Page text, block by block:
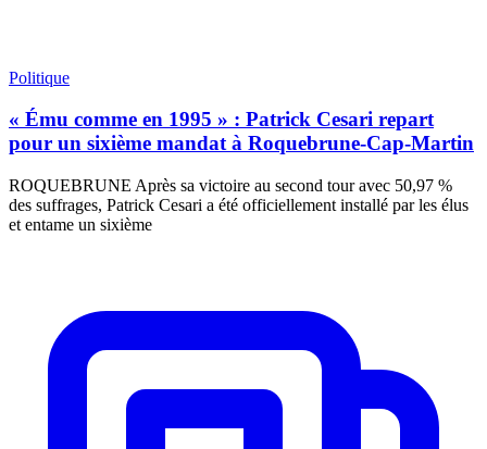
Politique
« Ému comme en 1995 » : Patrick Cesari repart
pour un sixième mandat à Roquebrune-Cap-Martin
ROQUEBRUNE Après sa victoire au second tour avec 50,97 %
des suffrages, Patrick Cesari a été officiellement installé par les élus
et entame un sixième